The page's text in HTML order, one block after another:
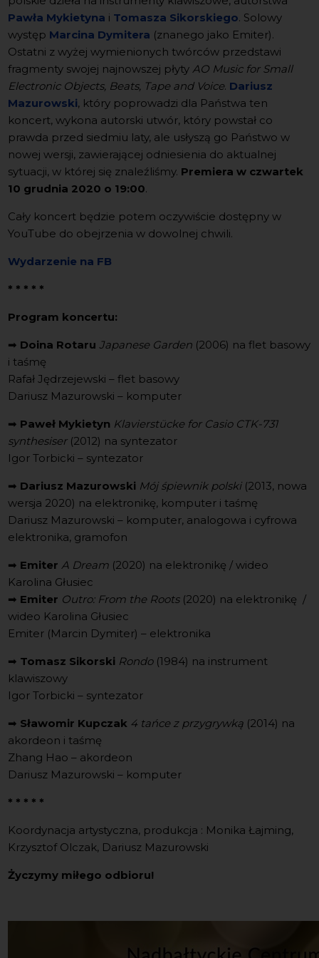
Pawła Mykietyna i Tomasza Sikorskiego. Solowy
występ Marcina Dymitera (znanego jako Emiter).
Ostatni z wyżej wymienionych twórców przedstawi
fragmenty swojej najnowszej płyty AO Music for Small
Electronic Objects, Beats, Tape and Voice. Dariusz
Mazurowski, który poprowadzi dla Państwa ten
koncert, wykona autorski utwór, który powstał co
prawda przed siedmiu laty, ale usłyszą go Państwo w
nowej wersji, zawierającej odniesienia do aktualnej
sytuacji, w której się znaleźliśmy. Premiera w czwartek
10 grudnia 2020 o 19:00.
Cały koncert będzie potem oczywiście dostępny w
YouTube do obejrzenia w dowolnej chwili.
Wydarzenie na FB
* * * * *
Program koncertu:
➡ Doina Rotaru Japanese Garden (2006) na flet basowy
i taśmę
Rafał Jędrzejewski – flet basowy
Dariusz Mazurowski – komputer
➡ Paweł Mykietyn Klavierstücke for Casio CTK-731
synthesiser(2012) na syntezator
Igor Torbicki – syntezator
➡ Dariusz Mazurowski Mój śpiewnik polski(2013, nowa
wersja 2020) na elektronikę, komputer i taśmę
Dariusz Mazurowski – komputer, analogowa i cyfrowa
elektronika, gramofon
➡ Emiter A Dream (2020) na elektronikę / wideo
Karolina Głusiec
➡ Emiter Outro: From the Roots(2020) na elektronikę /
wideo Karolina Głusiec
Emiter (Marcin Dymiter) – elektronika
➡ Tomasz Sikorski Rondo(1984) na instrument
klawiszowy
Igor Torbicki – syntezator
➡ Sławomir Kupczak 4 tańce z przygrywką (2014) na
akordeon i taśmę
Zhang Hao – akordeon
Dariusz Mazurowski – komputer
* * * * *
Koordynacja artystyczna, produkcja : Monika Łajming,
Krzysztof Olczak, Dariusz Mazurowski
Życzymy miłego odbioru!